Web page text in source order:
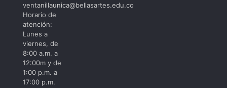
ventanillaunica@bellasartes.edu.co
Horario de
atención:
Lunes a
viernes, de
8:00 a.m. a
12:00m y de
1:00 p.m. a
17:00 p.m.